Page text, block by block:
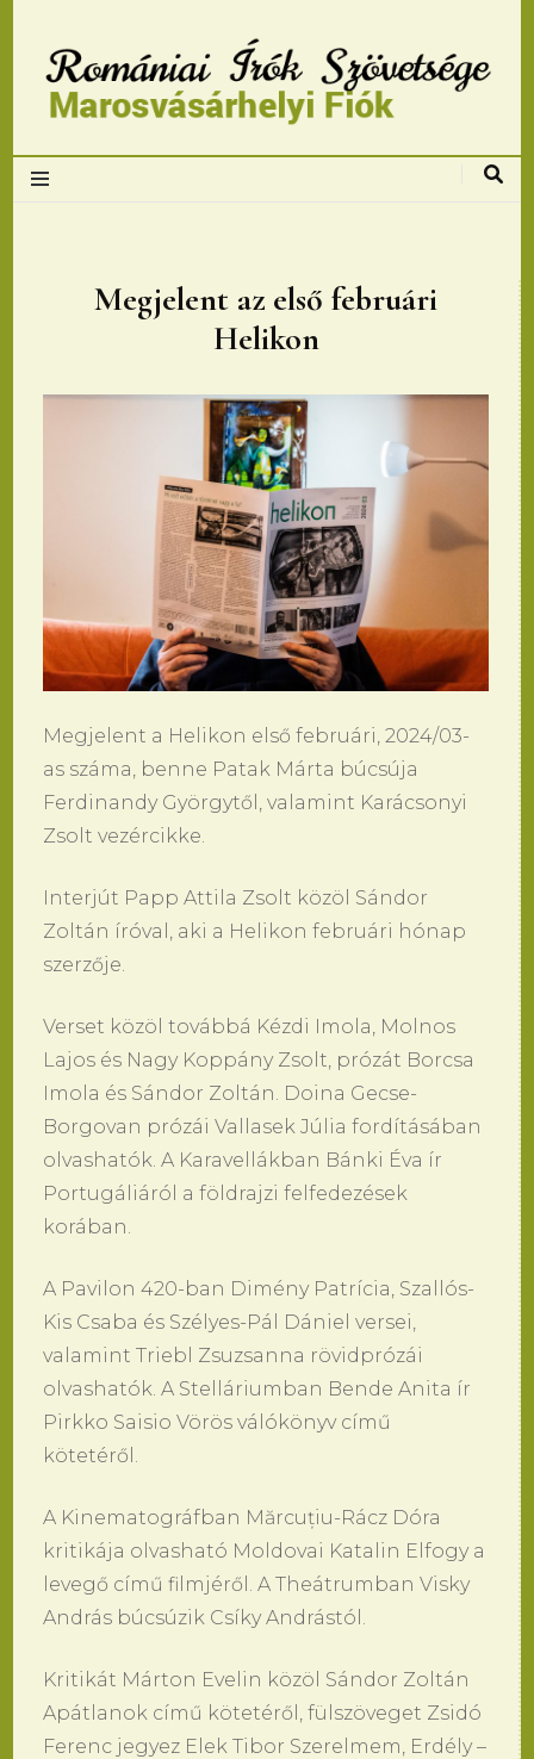
Romániai Írók
Marosvásárhelyi
Megjelent az első februári
Helikon
Megjelent a Helikon első februári, 2024/03-
as száma, benne Patak Márta búcsúja
Ferdinandy Györgytől, valamint Karácsonyi
Zsolt vezércikke.
Interjút Papp Attila Zsolt közöl Sándor
Zoltán íróval, aki a Helikon februári hónap
szerzője.
Verset közöl továbbá Kézdi Imola, Molnos
Lajos és Nagy Koppány Zsolt, prózát Borcsa
Imola és Sándor Zoltán. Doina Gecse-
Borgovan prózái Vallasek Júlia fordításában
olvashatók. A Karavellákban Bánki Éva ír
Portugáliáról a földrajzi felfedezések
korában.
A Pavilon 420-ban Dimény Patrícia, Szallós-
Kis Csaba és Szélyes-Pál Dániel versei,
valamint Triebl Zsuzsanna rövidprózái
olvashatók. A Stelláriumban Bende Anita ír
Pirkko Saisio Vörös válókönyv című
kötetéről.
A Kinematográfban Mărcuțiu-Rácz Dóra
kritikája olvasható Moldovai Katalin Elfogy a
levegő című filmjéről. A Theátrumban Visky
András búcsúzik Csíky Andrástól.
Kritikát Márton Evelin közöl Sándor Zoltán
Apátlanok című kötetéről, fülszöveget Zsidó
Ferenc jegyez Elek Tibor Szerelmem, Erdély –